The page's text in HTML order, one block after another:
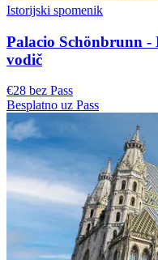
Istorijski spomenik
Palacio Schönbrunn
vodič
€28 bez Pass
Besplatno uz Pass